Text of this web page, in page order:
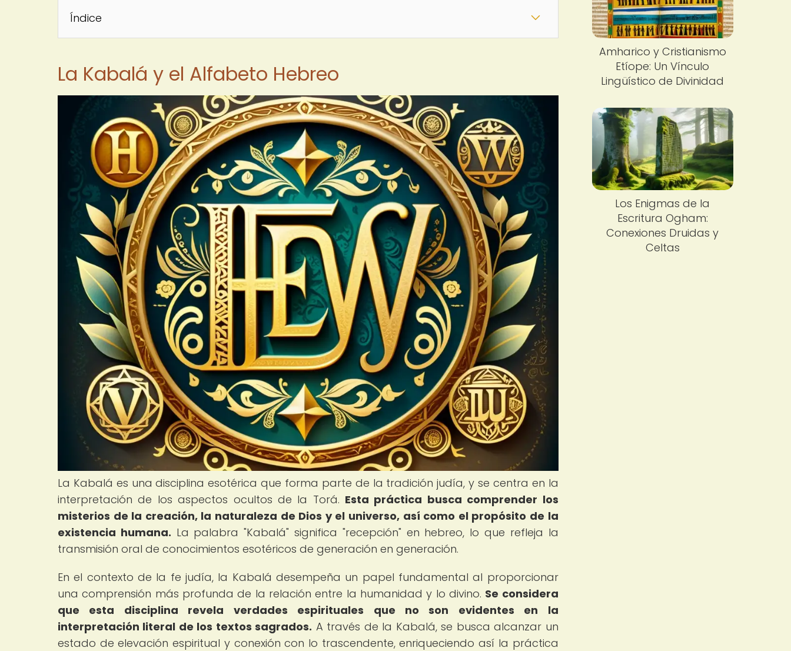
Índice
La Kabalá y el Alfabeto Hebreo
La Kabalá es una disciplina esotérica que forma parte de la tradición judía, y se centra en la
interpretación de los aspectos ocultos de la Torá. Esta práctica busca comprender los
misterios de la creación, la naturaleza de Dios y el universo, así como el propósito de la
existencia humana. La palabra "Kabalá" significa "recepción" en hebreo, lo que refleja la
transmisión oral de conocimientos esotéricos de generación en generación.
En el contexto de la fe judía, la Kabalá desempeña un papel fundamental al proporcionar
una comprensión más profunda de la relación entre la humanidad y lo divino. Se considera
que esta disciplina revela verdades espirituales que no son evidentes en la
interpretación literal de los textos sagrados. A través de la Kabalá, se busca alcanzar un
estado de elevación espiritual y conexión con lo trascendente, enriqueciendo así la práctica
Amharico y Cristianismo
Etíope: Un Vínculo
Lingüístico de Divinidad
Los Enigmas de la
Escritura Ogham:
Conexiones Druidas y
Celtas